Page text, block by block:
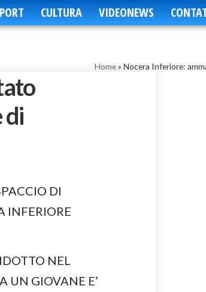
CULTURA VIDEONEWS
Home» Nocera Inferiore:
di
DI
INFERIORE
NEL
UN GIOVANE E’